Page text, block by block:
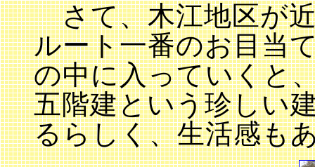
さて、木江地区が
ルート一番のお目当
の中に入っていくと
五階建という珍しい
るらしく、生活感も